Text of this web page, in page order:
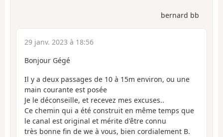
bernard bb
29 janv. 2023 à 18:56
Bonjour Gégé
Il y a deux passages de 10 à 15m environ, ou une
main courante est posée
Je le déconseille, et recevez mes excuses..
Ce chemin qui a été construit en même temps que
le canal est original et mérite d'être connu
très bonne fin de we à vous, bien cordialement B.